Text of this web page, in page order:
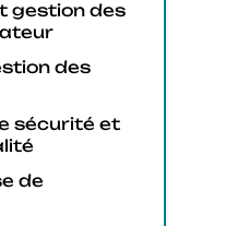
gestion des
des
sécurité et
de